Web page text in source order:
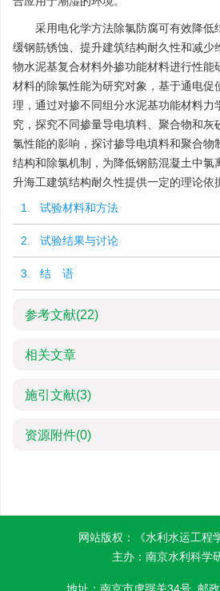
采用电化学方法除氯防腐可有效降低
缓钢筋锈蚀、提升建筑结构耐久性和减少
物水泥基复合材料外掺功能材料进行性能
材料的除氯性能为研究对象，基于通电促
理，通过对掺不同组分水泥基功能材料力
究，探究不同掺量导电填料、聚合物和灰
氯性能的影响，探讨掺导电填料和聚合物
结构和除氯机制，为降低钢筋混凝土中氯
升海工建筑结构耐久性提供一定的理论依
1. 试验材料和方法
2. 试验结果与讨论
3. 结 语
参考文献(22)
相关文章
施引文献(3)
资源附件(0)
网站版权：《水利水运工程
主办：南京水利科学